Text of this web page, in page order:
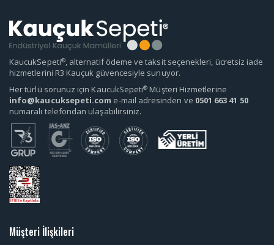
KaucukSepeti®, alternatif ödeme ve taksit seçenekleri, ücretsiz iade
hizmetlerini R3 Kauçuk güvencesiyle sunuyor.
Her türlü sorunuz için KaucukSepeti® Müşteri Hizmetlerine
info@kaucuksepeti.com e-mail adresinden ve 0501 663 41 50
numaralı telefondan ulaşabilirsiniz.
Müşteri İlişkileri